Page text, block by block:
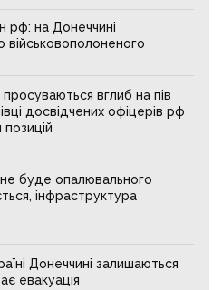
рф: на Донеччині
військовополоненого
вглиб на пів
досвідчених офіцерів рф
не буде опалювального
інфраструктура
Донеччині залишаються
евакуація